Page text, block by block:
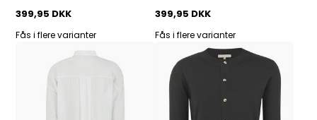
399,95 DKK
Fås i flere varianter
399,95 DKK
Fås i flere varianter